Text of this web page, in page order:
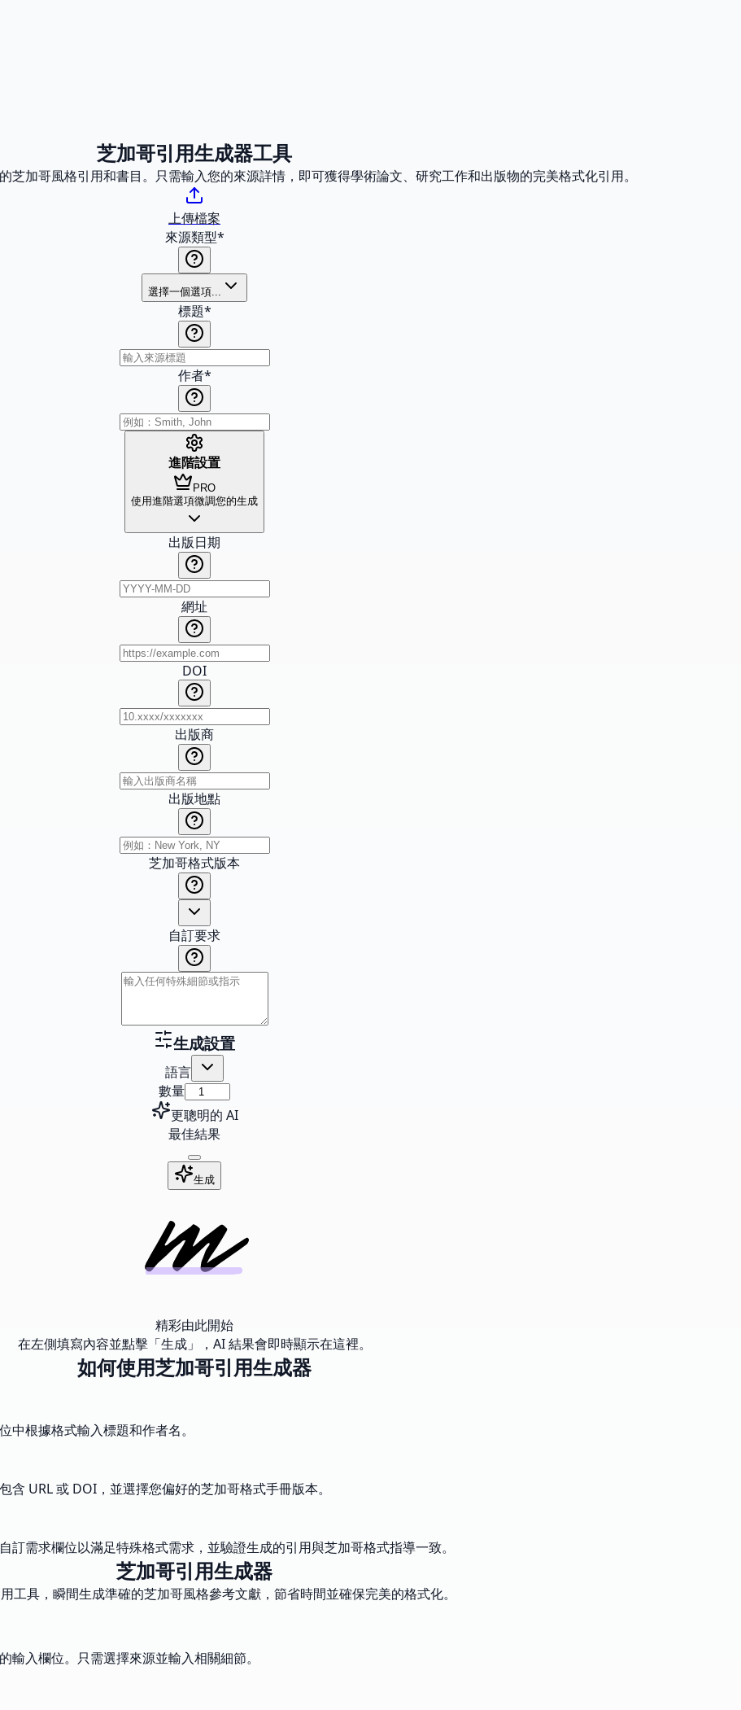
芝加哥引用生成器工具
芝加哥風格引用和書目。只需輸入您的來源詳情，即可獲得學術論文、研究工作和出版物的完美格式化引用。
上傳檔案
來源類型*
選擇一個選項...
標題*
作者*
進階設置
PRO
使用進階選項微調您的生成
出版日期
網址
DOI
出版商
出版地點
芝加哥格式版本
自訂要求
生成設置
語言
數量
更聰明的 AI
最佳結果
生成
精彩由此開始
在左側填寫內容並點擊「生成」，AI 結果會即時顯示在這裡。
如何使用芝加哥引用生成器
根據格式輸入標題和作者名。
URL 或 DOI，並選擇您偏好的芝加哥格式手冊版本。
需求欄位以滿足特殊格式需求，並驗證生成的引用與芝加哥格式指導一致。
芝加哥引用生成器
工具，瞬間生成準確的芝加哥風格參考文獻，節省時間並確保完美的格式化。
入欄位。只需選擇來源並輸入相關細節。